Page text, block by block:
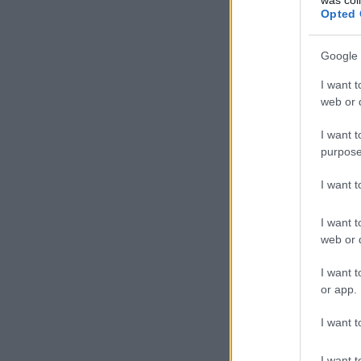
Opted
Google
I want
web or
I want
I want
I want
web or
I want
or app.
I want